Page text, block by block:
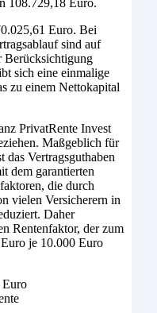
108.729,18 Euro.
Euro. Bei
sind auf
Berücksichtigung
sich eine einmalige
zu einem Nettokapital
PrivatRente Invest
Maßgeblich für
das Vertragsguthaben
dem garantierten
die durch
vielen Versicherern in
Daher
Rentenfaktor, der zum
je 10.000 Euro